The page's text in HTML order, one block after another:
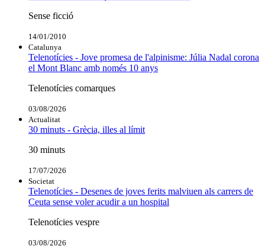
Sense ficció
14/01/2010
Catalunya
Telenotícies - Jove promesa de l'alpinisme: Júlia Nadal corona
el Mont Blanc amb només 10 anys
Telenotícies comarques
03/08/2026
Actualitat
30 minuts - Grècia, illes al límit
30 minuts
17/07/2026
Societat
Telenotícies - Desenes de joves ferits malviuen als carrers de
Ceuta sense voler acudir a un hospital
Telenotícies vespre
03/08/2026